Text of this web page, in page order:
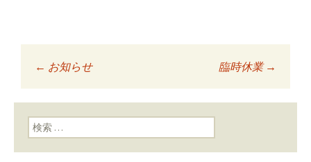
投稿ナビゲーショ
ン
← お知らせ 臨時休業 →
検索: